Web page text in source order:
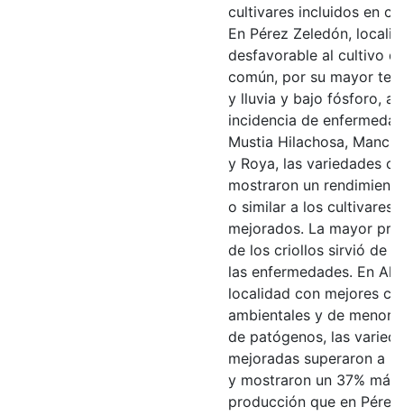
cultivares incluidos en
En Pérez Zeledón,
desfavorable al cultivo
común, por su mayor
y lluvia y bajo fósforo,
incidencia de
Mustia Hilachosa,
y Roya, las variedades
mostraron un
o similar a los cultivares
mejorados. La mayor
de los criollos sirvió de
las enfermedades. En
localidad con mejores
ambientales y de menor
de patógenos, las
mejoradas superaron a
y mostraron un 37% más
producción que en Pérez